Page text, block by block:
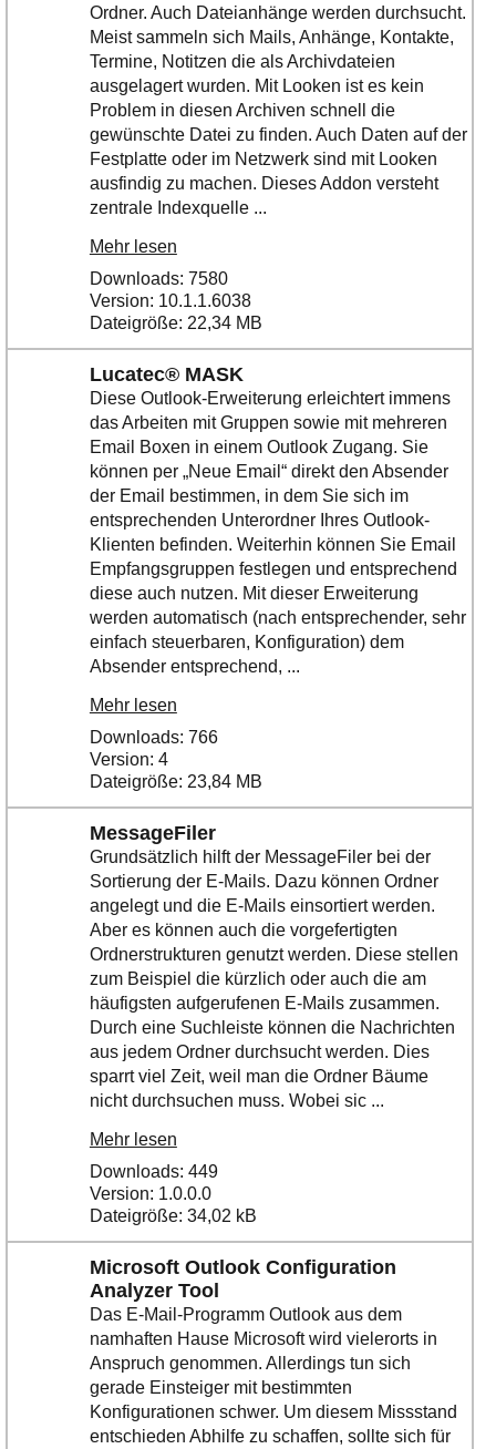
Ordner. Auch Dateianhänge werden durchsucht.
Meist sammeln sich Mails, Anhänge, Kontakte,
Termine, Notitzen die als Archivdateien
ausgelagert wurden. Mit Looken ist es kein
Problem in diesen Archiven schnell die
gewünschte Datei zu finden. Auch Daten auf der
Festplatte oder im Netzwerk sind mit Looken
ausfindig zu machen. Dieses Addon versteht
zentrale Indexquelle ...
Mehr lesen
Downloads: 7580
Version: 10.1.1.6038
Dateigröße: 22,34 MB
Lucatec® MASK
Diese Outlook-Erweiterung erleichtert immens
das Arbeiten mit Gruppen sowie mit mehreren
Email Boxen in einem Outlook Zugang. Sie
können per „Neue Email“ direkt den Absender
der Email bestimmen, in dem Sie sich im
entsprechenden Unterordner Ihres Outlook-
Klienten befinden. Weiterhin können Sie Email
Empfangsgruppen festlegen und entsprechend
diese auch nutzen. Mit dieser Erweiterung
werden automatisch (nach entsprechender, sehr
einfach steuerbaren, Konfiguration) dem
Absender entsprechend, ...
Mehr lesen
Downloads: 766
Version: 4
Dateigröße: 23,84 MB
MessageFiler
Grundsätzlich hilft der MessageFiler bei der
Sortierung der E-Mails. Dazu können Ordner
angelegt und die E-Mails einsortiert werden.
Aber es können auch die vorgefertigten
Ordnerstrukturen genutzt werden. Diese stellen
zum Beispiel die kürzlich oder auch die am
häufigsten aufgerufenen E-Mails zusammen.
Durch eine Suchleiste können die Nachrichten
aus jedem Ordner durchsucht werden. Dies
sparrt viel Zeit, weil man die Ordner Bäume
nicht durchsuchen muss. Wobei sic ...
Mehr lesen
Downloads: 449
Version: 1.0.0.0
Dateigröße: 34,02 kB
Microsoft Outlook Configuration
Analyzer Tool
Das E-Mail-Programm Outlook aus dem
namhaften Hause Microsoft wird vielerorts in
Anspruch genommen. Allerdings tun sich
gerade Einsteiger mit bestimmten
Konfigurationen schwer. Um diesem Missstand
entschieden Abhilfe zu schaffen, sollte sich für